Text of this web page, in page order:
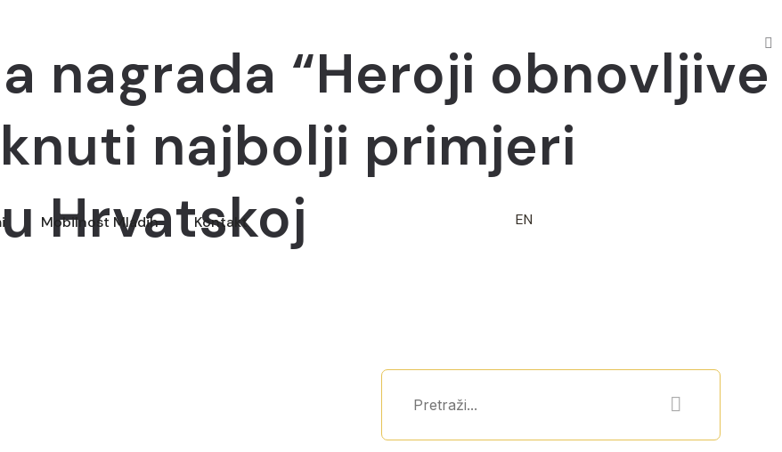
Mobilnost Mladih Kontakt EN
nagrada “Heroji obnovljive
najbolji primjeri
Hrvatskoj